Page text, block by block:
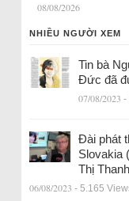
08/08/2026
NHIỀU NGƯỜI XEM
Tin bà
Đức đã
07/08/2023 -
Đài phát
Slovakia
Thị
06/08/2023 - 5.165